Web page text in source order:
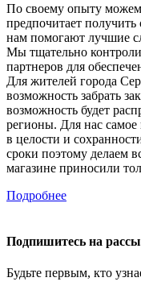
По своему опыту можем
предпочитает получить
нам помогают лучшие
Мы тщательно
партнеров для
Для жителей города
возможность забрать
возможность будет
регионы. Для нас
в целости и
сроки поэтому делаем
магазине приносили
Подробнее
Подпишитесь на
Будьте первым, кто